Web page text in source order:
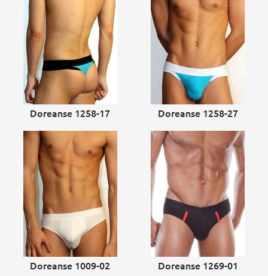
Doreanse 1258-17 Doreanse 1258-27
Doreanse 1009-02 Doreanse 1269-01